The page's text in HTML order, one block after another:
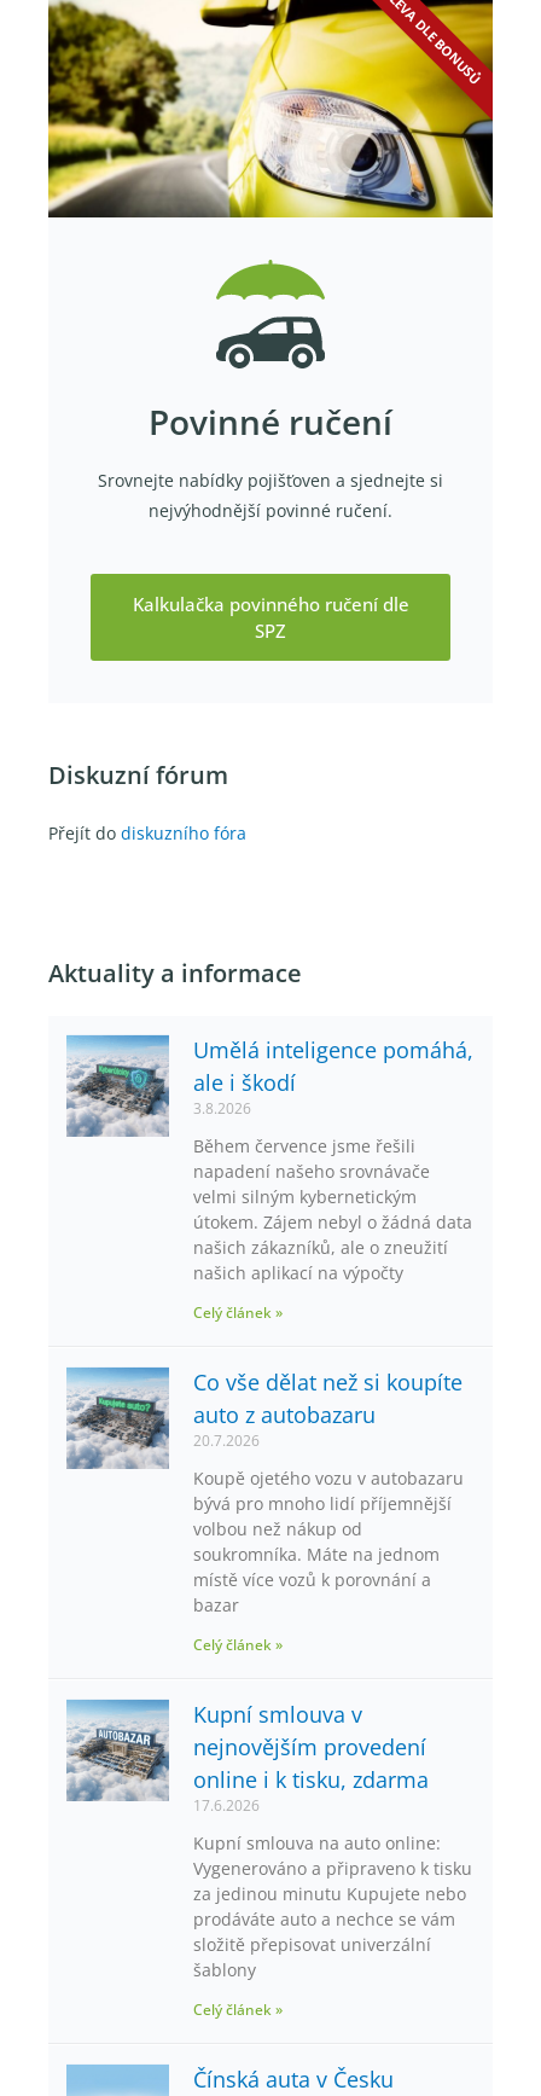
Povinné ručení
Srovnejte nabídky pojišťoven a sjednejte si
nejvýhodnější povinné ručení.
Kalkulačka povinného ručení dle
SPZ
SLEVA DLE BONUSŮ
Diskuzní fórum
Přejít do diskuzního fóra
Aktuality a informace
Umělá inteligence pomáhá,
ale i škodí
3.8.2026
Během července jsme řešili
napadení našeho srovnávače
velmi silným kybernetickým
útokem. Zájem nebyl o žádná data
našich zákazníků, ale o zneužití
našich aplikací na výpočty
Celý článek »
Co vše dělat než si koupíte
auto z autobazaru
20.7.2026
Koupě ojetého vozu v autobazaru
bývá pro mnoho lidí příjemnější
volbou než nákup od
soukromníka. Máte na jednom
místě více vozů k porovnání a
bazar
Celý článek »
Kupní smlouva v
nejnovějším provedení
online i k tisku, zdarma
17.6.2026
Kupní smlouva na auto online:
Vygenerováno a připraveno k tisku
za jedinou minutu Kupujete nebo
prodáváte auto a nechce se vám
složitě přepisovat univerzální
šablony
Celý článek »
Čínská auta v Česku